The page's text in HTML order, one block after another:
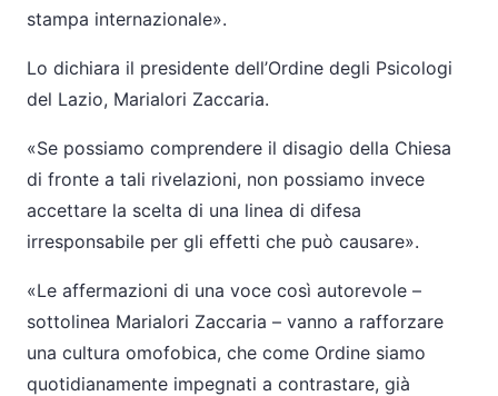
stampa internazionale».
Lo dichiara il presidente dell’Ordine degli Psicologi
del Lazio, Marialori Zaccaria.
«Se possiamo comprendere il disagio della Chiesa
di fronte a tali rivelazioni, non possiamo invece
accettare la scelta di una linea di difesa
irresponsabile per gli effetti che può causare».
«Le affermazioni di una voce così autorevole –
sottolinea Marialori Zaccaria – vanno a rafforzare
una cultura omofobica, che come Ordine siamo
quotidianamente impegnati a contrastare, già